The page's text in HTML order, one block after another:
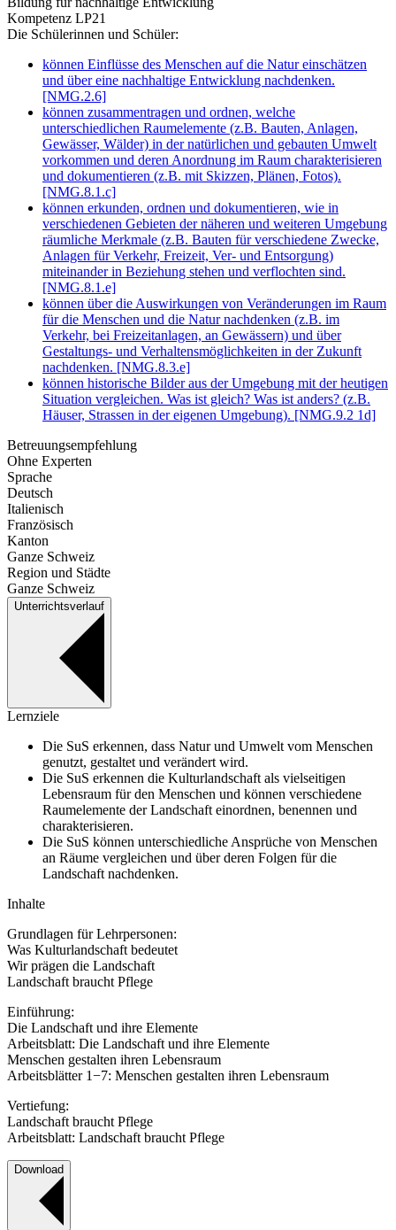
Kompetenz LP21
Die Schülerinnen und Schüler:
können Einflüsse des Menschen auf die Natur einschätzen
und über eine nachhaltige Entwicklung nachdenken.
[NMG.2.6]
können zusammentragen und ordnen, welche
unterschiedlichen Raumelemente (z.B. Bauten, Anlagen,
Gewässer, Wälder) in der natürlichen und gebauten Umwelt
vorkommen und deren Anordnung im Raum charakterisieren
und dokumentieren (z.B. mit Skizzen, Plänen, Fotos).
[NMG.8.1.c]
können erkunden, ordnen und dokumentieren, wie in
verschiedenen Gebieten der näheren und weiteren Umgebung
räumliche Merkmale (z.B. Bauten für verschiedene Zwecke,
Anlagen für Verkehr, Freizeit, Ver- und Entsorgung)
miteinander in Beziehung stehen und verflochten sind.
[NMG.8.1.e]
können über die Auswirkungen von Veränderungen im Raum
für die Menschen und die Natur nachdenken (z.B. im
Verkehr, bei Freizeitanlagen, an Gewässern) und über
Gestaltungs- und Verhaltensmöglichkeiten in der Zukunft
nachdenken. [NMG.8.3.e]
können historische Bilder aus der Umgebung mit der heutigen
Situation vergleichen. Was ist gleich? Was ist anders? (z.B.
Häuser, Strassen in der eigenen Umgebung). [NMG.9.2 1d]
Betreuungsempfehlung
Ohne Experten
Sprache
Deutsch
Italienisch
Französisch
Kanton
Ganze Schweiz
Region und Städte
Ganze Schweiz
Unterrichtsverlauf
Lernziele
Die SuS erkennen, dass Natur und Umwelt vom Menschen
genutzt, gestaltet und verändert wird.
Die SuS erkennen die Kulturlandschaft als vielseitigen
Lebensraum für den Menschen und können verschiedene
Raumelemente der Landschaft einordnen, benennen und
charakterisieren.
Die SuS können unterschiedliche Ansprüche von Menschen
an Räume vergleichen und über deren Folgen für die
Landschaft nachdenken.
Inhalte
Grundlagen für Lehrpersonen:
Was Kulturlandschaft bedeutet
Wir prägen die Landschaft
Landschaft braucht Pflege
Einführung:
Die Landschaft und ihre Elemente
Arbeitsblatt: Die Landschaft und ihre Elemente
Menschen gestalten ihren Lebensraum
Arbeitsblätter 1−7: Menschen gestalten ihren Lebensraum
Vertiefung:
Landschaft braucht Pflege
Arbeitsblatt: Landschaft braucht Pflege
Download